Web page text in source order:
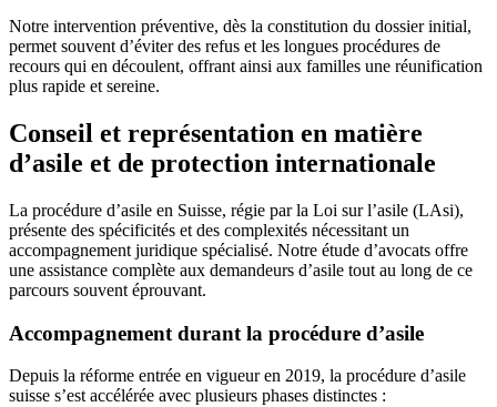
Notre intervention préventive, dès la constitution du dossier initial,
permet souvent d’éviter des refus et les longues procédures de
recours qui en découlent, offrant ainsi aux familles une réunification
plus rapide et sereine.
Conseil et représentation en matière
d’asile et de protection internationale
La procédure d’asile en Suisse, régie par la Loi sur l’asile (LAsi),
présente des spécificités et des complexités nécessitant un
accompagnement juridique spécialisé. Notre étude d’avocats offre
une assistance complète aux demandeurs d’asile tout au long de ce
parcours souvent éprouvant.
Accompagnement durant la procédure d’asile
Depuis la réforme entrée en vigueur en 2019, la procédure d’asile
suisse s’est accélérée avec plusieurs phases distinctes :